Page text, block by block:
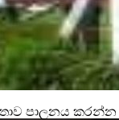
පාලනය කරන්න